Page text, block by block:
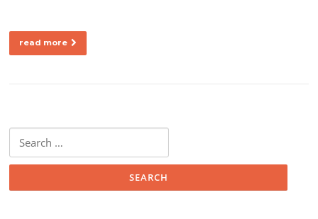
read more
Search for: